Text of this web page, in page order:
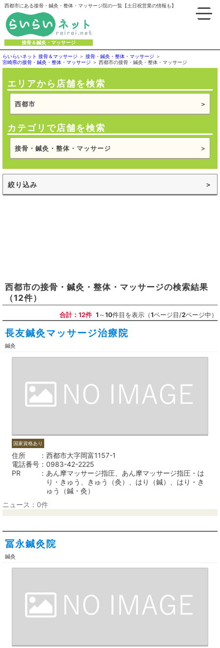
西都市にある接骨・鍼灸・整体・マッサージ院の一覧【土日祝営業の情報も】
接骨＆鍼灸・マッサージ
らいらいネット 接骨＆マッサージ
接骨・鍼灸・整体・マッサージ
宮崎県の接骨・鍼灸・整体・マッサージ
西都市の接骨・鍼灸・整体・マッサージ
エリアから店舗を検索
西都市
カテゴリで店舗を検索
接骨・鍼灸・整体・マッサージ
絞り込み
西都市の接骨・鍼灸・整体・マッサージの検索結果
（12件）
合計：12件 1～10件目を表示（1ページ目/2ページ中）
長友鍼灸マッサージ治療院
鍼灸
国家資格あり
住所
西都市大字岡富1157-1
電話番号
0983-42-2225
PR
あん摩マッサージ指圧、あん摩マッサージ指圧・は
り・きゅう、きゅう（灸）、はり（鍼）、はり・き
ゅう（鍼・灸）
ニュース：0件
冨永鍼灸院
鍼灸